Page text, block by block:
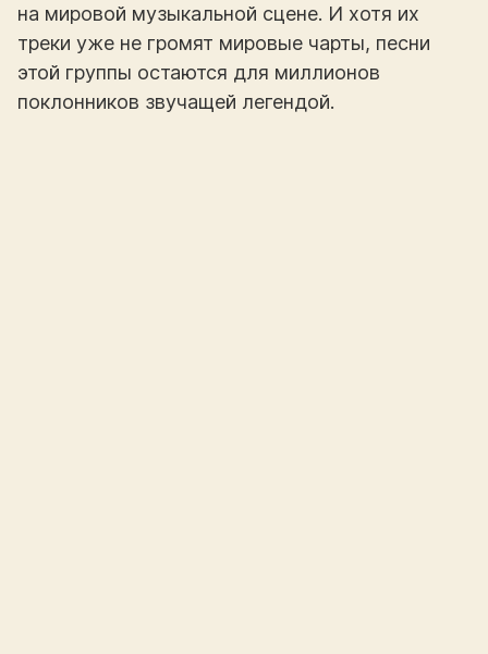
на мировой музыкальной сцене. И хотя их
треки уже не громят мировые чарты, песни
этой группы остаются для миллионов
поклонников звучащей легендой.